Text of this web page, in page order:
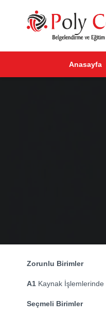
Anasayfa
Zorunlu
A1 Kaynak İşlemlerinde
Seçmeli Birimler